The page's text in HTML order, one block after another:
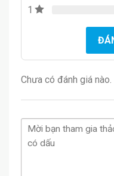
1
Chưa có đánh giá nào.